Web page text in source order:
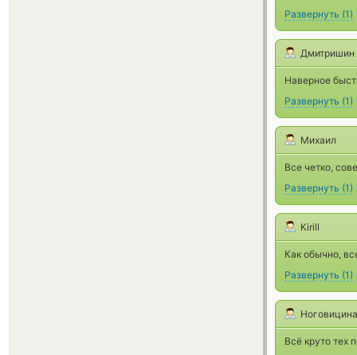
Развернуть (1)
Дмитришин
Наверное
Развернуть (1)
Михаил
Все четко,
Развернуть (1)
Kirill
Как обычно,
Развернуть (1)
Ноговицина
Всё круто тех